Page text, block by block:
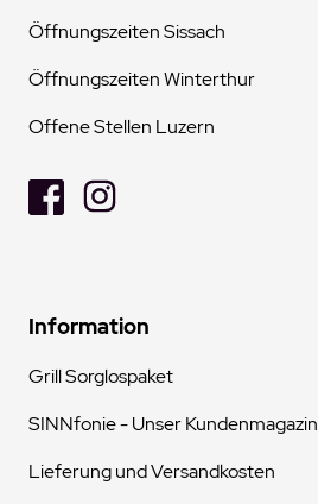
Öffnungszeiten Sissach
Öffnungszeiten Winterthur
Offene Stellen Luzern
Information
Grill Sorglospaket
SINNfonie - Unser Kundenmagazin
Lieferung und Versandkosten